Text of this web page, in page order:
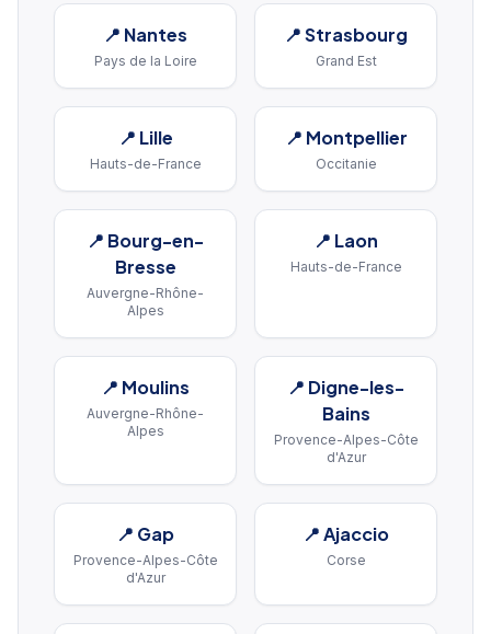
📍 Nantes
Pays de la Loire
📍Strasbourg
Grand Est
📍 Lille
Hauts-de-France
📍 Montpellier
Occitanie
📍 Bourg-en-
Bresse
Auvergne-Rhône-
Alpes
📍 Laon
Hauts-de-France
📍 Moulins
Auvergne-Rhône-
Alpes
📍 Digne-les-
Bains
Provence-Alpes-Côte
d'Azur
📍 Gap
Provence-Alpes-Côte
d'Azur
📍Ajaccio
Corse